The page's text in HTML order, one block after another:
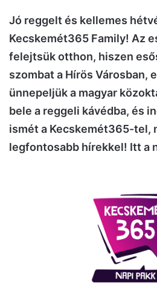
Jó reggelt és kellemes
Kecskemét365 Family! Az
felejtsük otthon, hiszen
szombat a Hírös Városban,
ünnepeljük a magyar
bele a reggeli kávédba, és
ismét a Kecskemét365-tel,
legfontosabb hírekkel! Itt a